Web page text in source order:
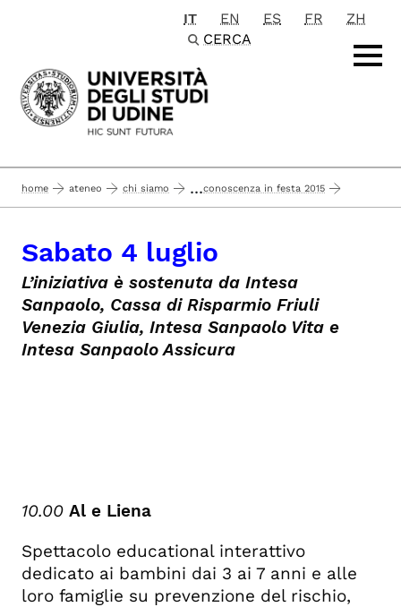
Passa al contenuto principale
IT EN ES FR
ZH
CERCA
home ateneo chi siamo ...conoscenza in festa 2015
sabato 4 luglio
Sabato 4 luglio
L’iniziativa è sostenuta da Intesa
Sanpaolo, Cassa di Risparmio Friuli
Venezia Giulia, Intesa Sanpaolo Vita e
Intesa Sanpaolo Assicura
10.00 Al e Liena
Spettacolo educational interattivo
dedicato ai bambini dai 3 ai 7 anni e alle
loro famiglie su prevenzione del rischio,